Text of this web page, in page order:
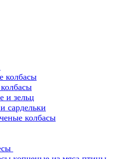
колбасы
и зельц
сардельки
колбасы